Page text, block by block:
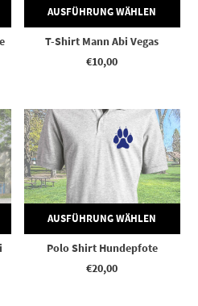
AUSFÜHRUNG WÄHLEN
T-Shirt Mann Abi Vegas
€10,00
AUSFÜHRUNG WÄHLEN
Dieses Produkt weist mehrere Varianten auf. Die Optionen können auf der Produktseite gewählt werden
Polo Shirt Hundepfote
€20,00